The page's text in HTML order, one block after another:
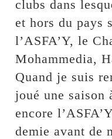
clubs dans
et hors du pays
l’ASFA’Y, le
Mohammedia,
Quand je suis
joué une saison
encore
demie avant de